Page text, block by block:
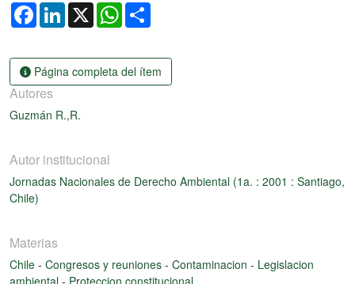
FacebookLinkedIn
X WhatsApp
Página completa del ítem
Autores
Guzmán R.,R.
Autor institucional
Jornadas Nacionales de Derecho Ambiental (1a. : 2001 : Santiago,
Chile)
Materias
Chile - Congresos y reuniones - Contaminacion - Legislacion
ambiental - Proteccion constitucional